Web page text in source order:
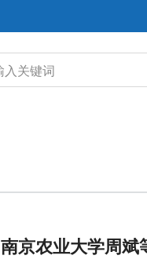
南京农业大学周斌